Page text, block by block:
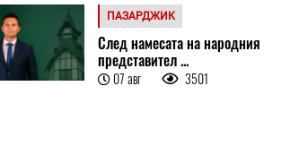
ПАЗАРДЖИК
След намесата на народния
представител ...
07 авг 3501